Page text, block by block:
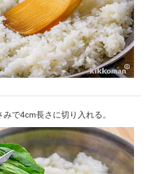
で4cm長さに切り入れる。